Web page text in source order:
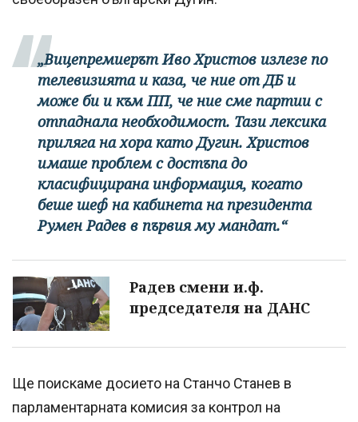
„Вицепремиерът Иво Христов излезе по
телевизията и каза, че ние от ДБ и
може би и към ПП, че ние сме партии с
отпаднала необходимост. Тази лексика
приляга на хора като Дугин. Христов
имаше проблем с достъпа до
класифицирана информация, когато
беше шеф на кабинета на президента
Румен Радев в първия му мандат.“
Радев смени и.ф.
председателя на ДАНС
Ще поискаме досието на Станчо Станев в
парламентарната комисия за контрол на